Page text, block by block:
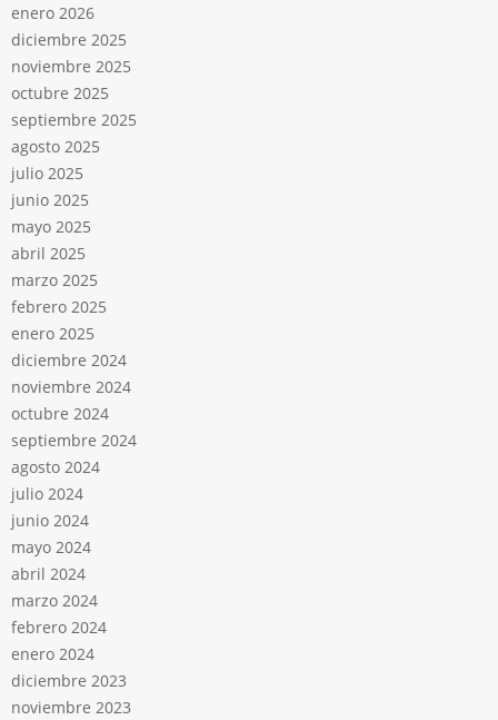
enero 2026
diciembre 2025
noviembre 2025
octubre 2025
septiembre 2025
agosto 2025
julio 2025
junio 2025
mayo 2025
abril 2025
marzo 2025
febrero 2025
enero 2025
diciembre 2024
noviembre 2024
octubre 2024
septiembre 2024
agosto 2024
julio 2024
junio 2024
mayo 2024
abril 2024
marzo 2024
febrero 2024
enero 2024
diciembre 2023
noviembre 2023